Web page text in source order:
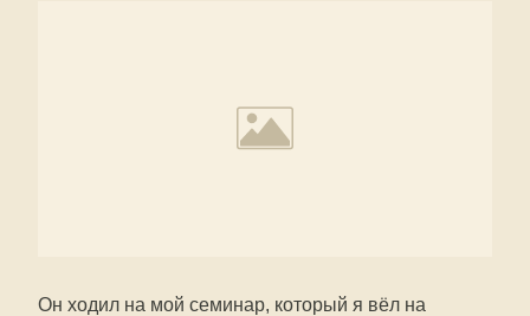
Он ходил на мой семинар, который я вёл на